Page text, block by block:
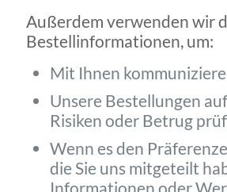
Außerdem verwenden wir
Bestellinformationen, um:
Mit Ihnen
Unsere Bestellungen
Risiken oder Betrug
Wenn es den
die Sie uns mitgeteilt
Informationen oder